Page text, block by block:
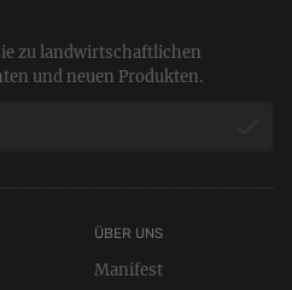
zu landwirtschaftlichen
und neuen Produkten.
ÜBER UNS
Manifest